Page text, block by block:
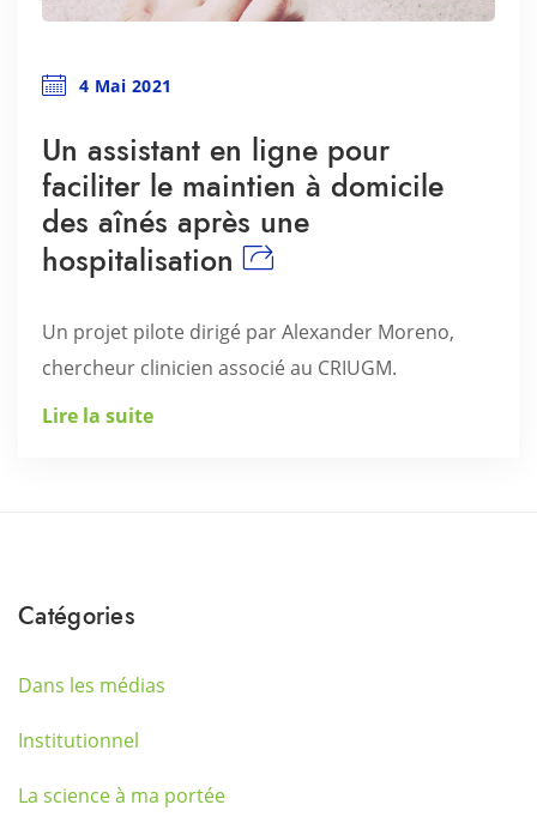
4 Mai 2021
Un assistant en ligne pour
faciliter le maintien à domicile
des aînés après une
hospitalisation
Un projet pilote dirigé par Alexander Moreno,
chercheur clinicien associé au CRIUGM.
Lire la suite
Catégories
Dans les médias
Institutionnel
La science à ma portée